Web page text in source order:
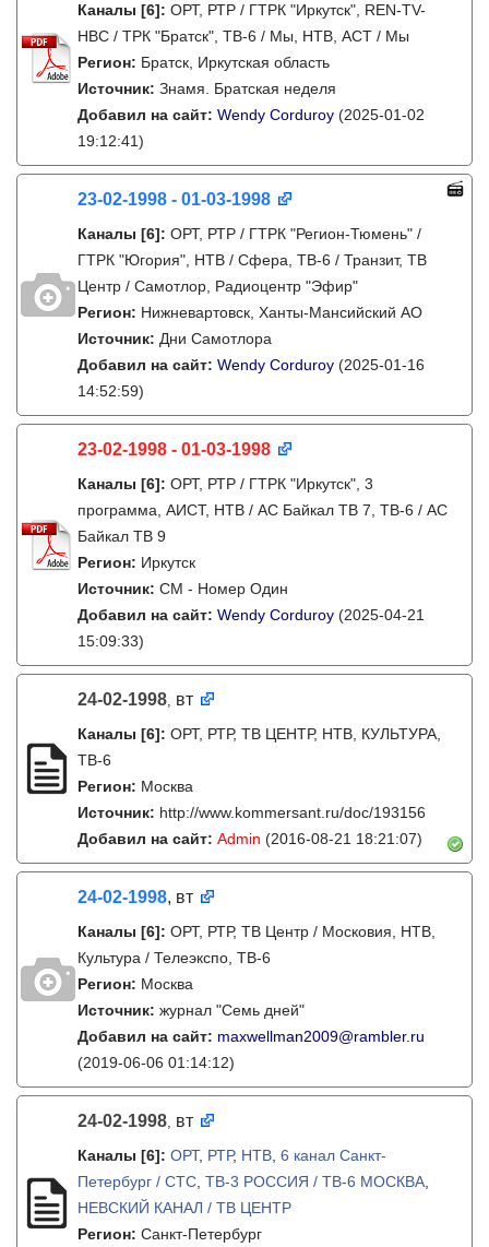
Каналы [6]: ОРТ, РТР / ГТРК "Иркутск", REN-TV-
НВС / ТРК "Братск", ТВ-6 / Мы, НТВ, АСТ / Мы
Регион: Братск, Иркутская область
Источник: Знамя. Братская неделя
Добавил на сайт: Wendy Corduroy (2025-01-02
19:12:41)
23-02-1998 - 01-03-1998
Каналы [6]: ОРТ, РТР / ГТРК "Регион-Тюмень" /
ГТРК "Югория", НТВ / Сфера, ТВ-6 / Транзит, ТВ
Центр / Самотлор, Радиоцентр "Эфир"
Регион: Нижневартовск, Ханты-Мансийский АО
Источник: Дни Самотлора
Добавил на сайт: Wendy Corduroy (2025-01-16
14:52:59)
23-02-1998 - 01-03-1998
Каналы [6]: ОРТ, РТР / ГТРК "Иркутск", 3
программа, АИСТ, НТВ / АС Байкал ТВ 7, ТВ-6 / АС
Байкал ТВ 9
Регион: Иркутск
Источник: СМ - Номер Один
Добавил на сайт: Wendy Corduroy (2025-04-21
15:09:33)
24-02-1998, вт
Каналы [6]: ОРТ, РТР, ТВ ЦЕНТР, НТВ, КУЛЬТУРА,
ТВ-6
Регион: Москва
Источник: http://www.kommersant.ru/doc/193156
Добавил на сайт: Admin (2016-08-21 18:21:07)
24-02-1998, вт
Каналы [6]: ОРТ, РТР, ТВ Центр / Московия, НТВ,
Культура / Телеэкспо, ТВ-6
Регион: Москва
Источник: журнал "Семь дней"
Добавил на сайт: maxwellman2009@rambler.ru
(2019-06-06 01:14:12)
24-02-1998, вт
Каналы [6]: ОРТ, РТР, НТВ 6 канал Санкт-
Петербург / СТС ТВ-3 РОССИЯ / ТВ-6 МОСКВА
НЕВСКИЙ КАНАЛ / ТВ ЦЕНТР
Регион: Санкт-Петербург